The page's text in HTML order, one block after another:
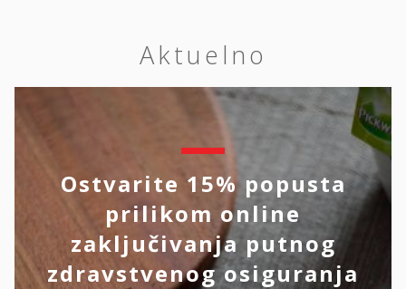
Aktuelno
Ostvarite 15% popusta
prilikom online
zaključivanja putnog
zdravstvenog osiguranja